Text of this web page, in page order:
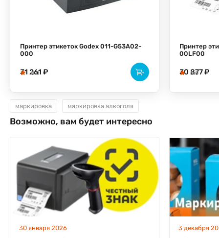
0.0
Принтер этикеток Godex 011-G53A02-
000
31 261 ₽ 5.0
Принтер
00LF00
30 877 ₽
маркировка маркировка алкоголя
Возможно, вам будет интересно
30 января 2026 3 декабря